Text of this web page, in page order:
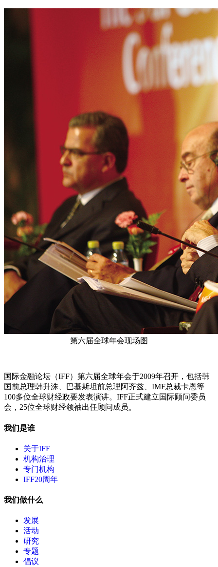
第六届全球年会现场图
国际金融论坛（IFF）第六届全球年会于2009年召开，包括韩
国前总理韩升洙、巴基斯坦前总理阿齐兹、IMF总裁卡恩等
100多位全球财经政要发表演讲。IFF正式建立国际顾问委员
会，25位全球财经领袖出任顾问成员。
我们是谁
关于IFF
机构治理
专门机构
IFF20周年
我们做什么
发展
活动
研究
专题
倡议